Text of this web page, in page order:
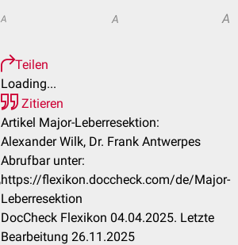
A A A
Teilen
Loading...
Zitieren
Artikel Major-Leberresektion:
Alexander Wilk, Dr. Frank Antwerpes
Abrufbar unter:
https://flexikon.doccheck.com/de/Major-
Leberresektion
DocCheck Flexikon 04.04.2025. Letzte
Bearbeitung 26.11.2025